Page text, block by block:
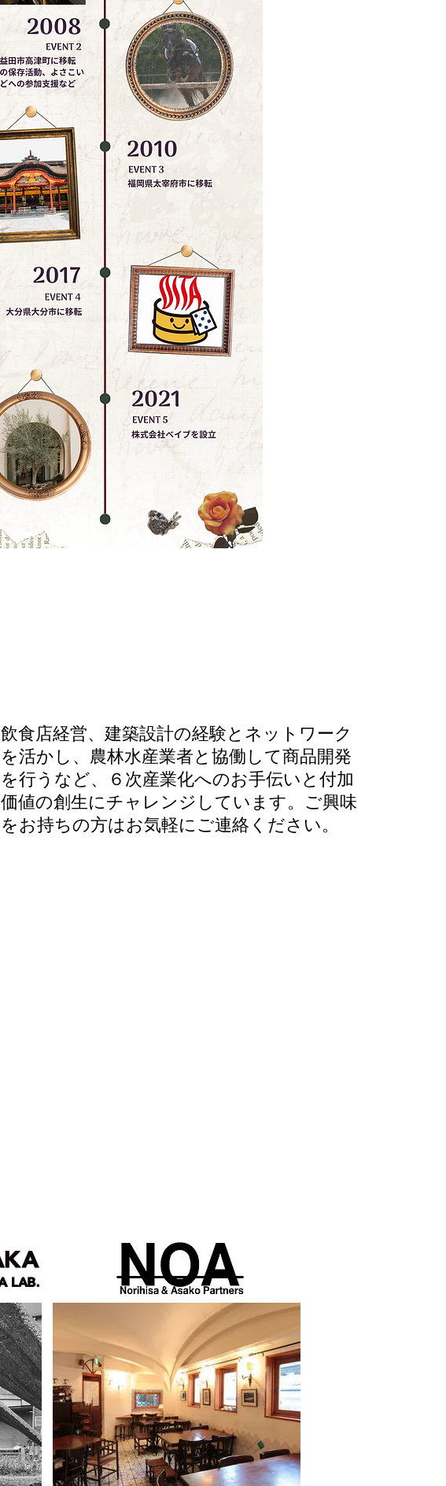
飲食店経営、建築設計の経験とネットワーク
を活かし、農林水産業者と協働して商品開発
を行うなど、６次産業化へのお手伝いと付加
価値の創生にチャレンジしています。ご興味
をお持ちの方はお気軽にご連絡ください。